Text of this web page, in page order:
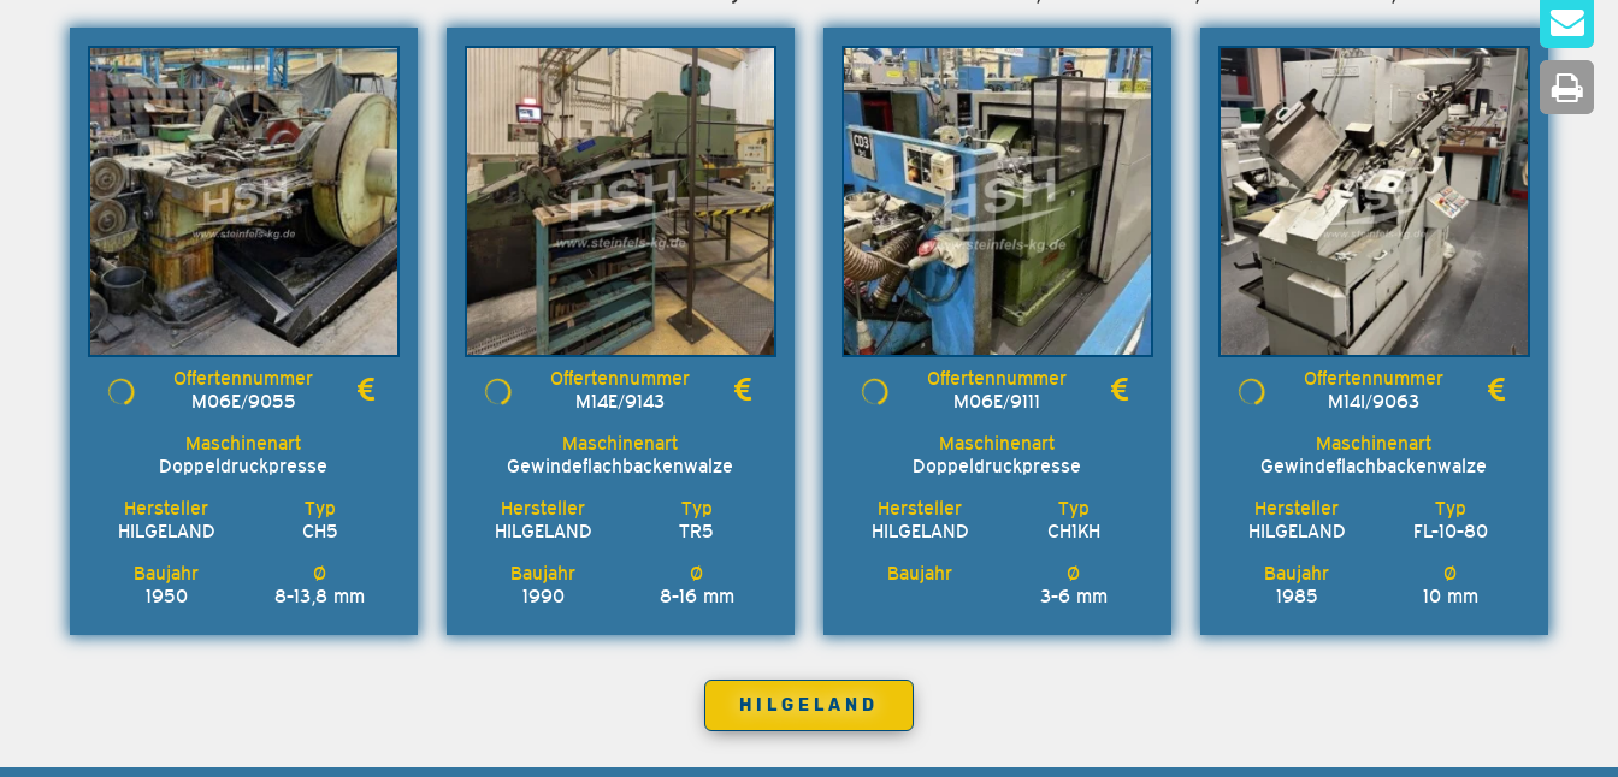
M06E/9055
Doppeldruckpresse
HILGELAND CH5
1950 8-13,8 mm
M14E/9143
Gewindeflachbackenwalze
HILGELAND TR5
1990 8-16 mm
M06E/9111
Doppeldruckpresse
HILGELAND CH1KH
3-6 mm
M14I/9063
Gewindeflachbackenwalze
HILGELAND FL-10-80
1985 10 mm
HILGELAND